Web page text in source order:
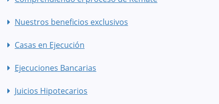
Nuestros beneficios exclusivos
Casas en Ejecución
Ejecuciones Bancarias
Juicios Hipotecarios